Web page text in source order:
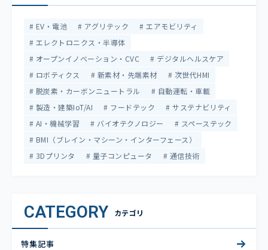
EV・電池 アグリテック
エアモビリティ
エレクトロニクス・半導体
オープンイノベーション・CVC
デジタルヘルスケア
ロボティクス
新素材・先端素材
次世代HMI
脱炭素・カーボンニュートラル
自動運転・車載
製造・建築IoT/AI
フードテック
サステナビリティ
AI・機械学習
バイオテクノロジー
スペーステック
BMI（ブレイン・マシーン・インターフェース）
3Dプリンタ
量子コンピュータ 通信技術
CATEGORY カテゴリ
特集記事